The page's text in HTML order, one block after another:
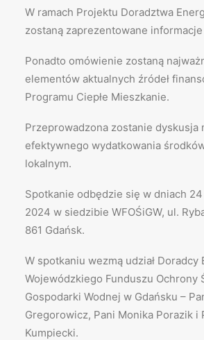
W ramach Projektu Doradztwa
zostaną zaprezentowane
Ponadto omówienie zostaną
elementów aktualnych źródeł
Programu Ciepłe Mieszkanie.
Przeprowadzona zostanie dyskusja
efektywnego wydatkowania
lokalnym.
Spotkanie odbędzie się w dniach
2024 w siedzibie WFOŚiGW, ul.
861 Gdańsk.
W spotkaniu wezmą udział Doradcy
Wojewódzkiego Funduszu Ochrony
Gospodarki Wodnej w Gdańsku –
Gregorowicz, Pani Monika Porazik i
Kumpiecki.